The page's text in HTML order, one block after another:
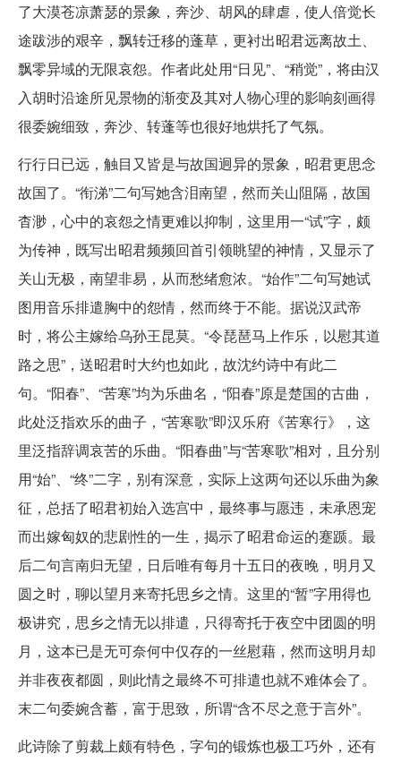
了大漠苍凉萧瑟的景象，奔沙、胡风的肆虐，使人倍觉长
途跋涉的艰辛，飘转迁移的蓬草，更衬出昭君远离故土、
飘零异域的无限哀怨。作者此处用“日见”、“稍觉”，将由汉
入胡时沿途所见景物的渐变及其对人物心理的影响刻画得
很委婉细致，奔沙、转蓬等也很好地烘托了气氛。
行行日已远，触目又皆是与故国迥异的景象，昭君更思念
故国了。“衔涕”二句写她含泪南望，然而关山阻隔，故国
杳渺，心中的哀怨之情更难以抑制，这里用一“试”字，颇
为传神，既写出昭君频频回首引领眺望的神情，又显示了
关山无极，南望非易，从而愁绪愈浓。“始作”二句写她试
图用音乐排遣胸中的怨情，然而终于不能。据说汉武帝
时，将公主嫁给乌孙王昆莫。“令琵琶马上作乐，以慰其道
路之思”，送昭君时大约也如此，故沈约诗中有此二
句。“阳春”、“苦寒”均为乐曲名，“阳春”原是楚国的古曲，
此处泛指欢乐的曲子，“苦寒歌”即汉乐府《苦寒行》，这
里泛指辞调哀苦的乐曲。“阳春曲”与“苦寒歌”相对，且分别
用“始”、“终”二字，别有深意，实际上这两句还以乐曲为象
征，总括了昭君初始入选宫中，最终事与愿违，未承恩宠
而出嫁匈奴的悲剧性的一生，揭示了昭君命运的蹇踬。最
后二句言南归无望，日后唯有每月十五日的夜晚，明月又
圆之时，聊以望月来寄托思乡之情。这里的“暂”字用得也
极讲究，思乡之情无以排遣，只得寄托于夜空中团圆的明
月，这本已是无可奈何中仅存的一丝慰藉，然而这明月却
并非夜夜都圆，则此情之最终不可排遣也就不难体会了。
末二句委婉含蓄，富于思致，所谓“含不尽之意于言外”。
此诗除了剪裁上颇有特色，字句的锻炼也极工巧外，还有